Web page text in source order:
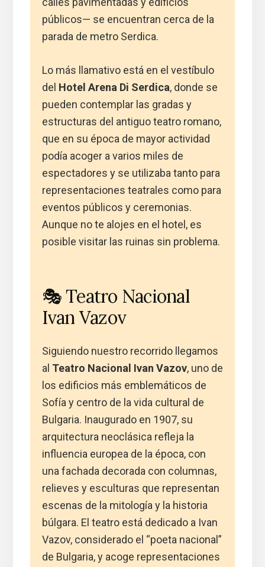
públicos— se encuentran cerca de la
parada de metro Serdica.
Lo más llamativo está en el vestíbulo
del Hotel Arena Di Serdica, donde se
pueden contemplar las gradas y
estructuras del antiguo teatro romano,
que en su época de mayor actividad
podía acoger a varios miles de
espectadores y se utilizaba tanto para
representaciones teatrales como para
eventos públicos y ceremonias.
Aunque no te alojes en el hotel, es
posible visitar las ruinas sin problema.
🎭 Teatro Nacional
Ivan Vazov
Siguiendo nuestro recorrido llegamos
al Teatro Nacional Ivan Vazov, uno de
los edificios más emblemáticos de
Sofía y centro de la vida cultural de
Bulgaria. Inaugurado en 1907, su
arquitectura neoclásica refleja la
influencia europea de la época, con
una fachada decorada con columnas,
relieves y esculturas que representan
escenas de la mitología y la historia
búlgara. El teatro está dedicado a Ivan
Vazov, considerado el “poeta nacional”
de Bulgaria, y acoge representaciones